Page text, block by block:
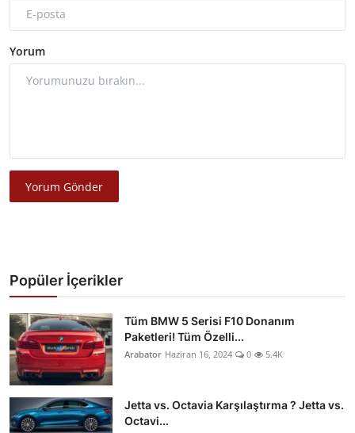
Yorum
Yorum Gönder
Popüler İçerikler
Tüm BMW 5 Serisi F10 Donanım
Paketleri! Tüm Özelli...
Arabator Haziran 16, 2024 0 5.4K
Jetta vs. Octavia Karşılaştırma ? Jetta vs.
Octavi...